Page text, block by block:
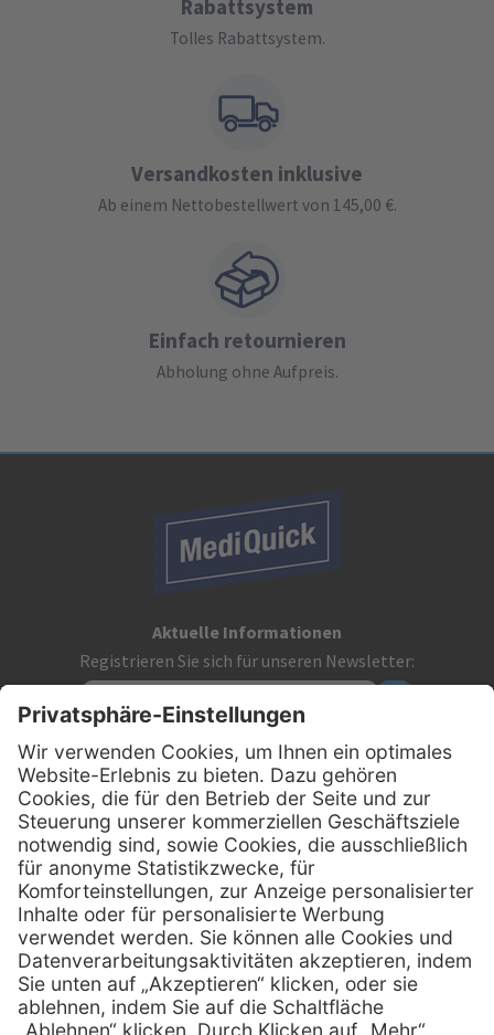
Rabattsystem
Tolles Rabattsystem.
Versandkosten inklusive
Ab einem Nettobestellwert von 145,00 €.
Einfach retournieren
Abholung ohne Aufpreis.
Aktuelle Informationen
Registrieren Sie sich für unseren Newsletter:
Kontakt
MediQuick Arzt- und Krankenhausbedarfshandel GmbH
Hans-Wunderlich-Straße 7
D-49078 Osnabrück
Telefon:0800 - 633 43 66
E-Mail: info @ mediquick.de
Services Hilfe